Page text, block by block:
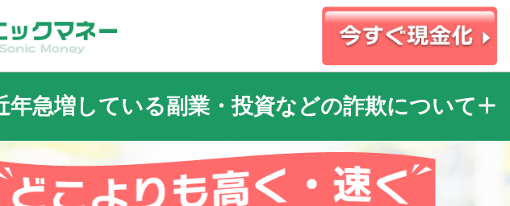
年急増している副業・投資などの詐欺について
・Instagram・投資サイト・副業サイト等で資金を調達するために弊社お申込みフォームを案内
用に際して身分証やクレジットカードの偽造をして申込をする